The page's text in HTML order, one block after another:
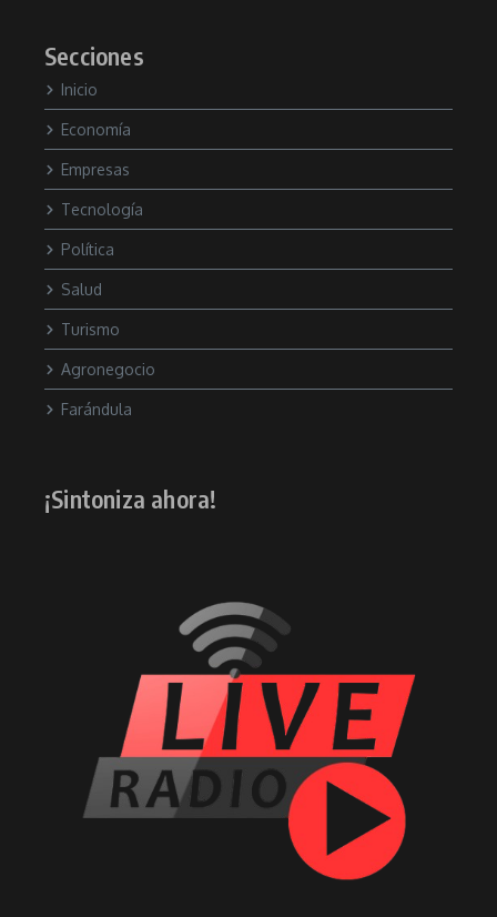
Secciones
Inicio
Economía
Empresas
Tecnología
Política
Salud
Turismo
Agronegocio
Farándula
¡Sintoniza ahora!